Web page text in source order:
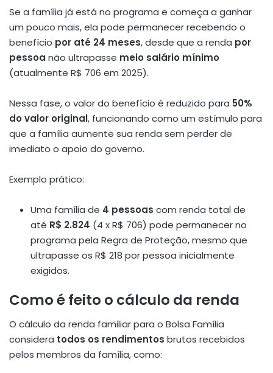
Se a família já está no programa e começa a ganhar
um pouco mais, ela pode permanecer recebendo o
benefício por até 24 meses, desde que a renda por
pessoa não ultrapasse meio salário mínimo
(atualmente R$ 706 em 2025).
Nessa fase, o valor do benefício é reduzido para 50%
do valor original, funcionando como um estímulo para
que a família aumente sua renda sem perder de
imediato o apoio do governo.
Exemplo prático:
Uma família de 4 pessoas com renda total de
até R$ 2.824 (4 x R$ 706) pode permanecer no
programa pela Regra de Proteção, mesmo que
ultrapasse os R$ 218 por pessoa inicialmente
exigidos.
Como é feito o cálculo da renda
O cálculo da renda familiar para o Bolsa Família
considera todos os rendimentos brutos recebidos
pelos membros da família, como: